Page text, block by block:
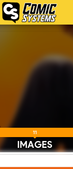
IMAGES
11